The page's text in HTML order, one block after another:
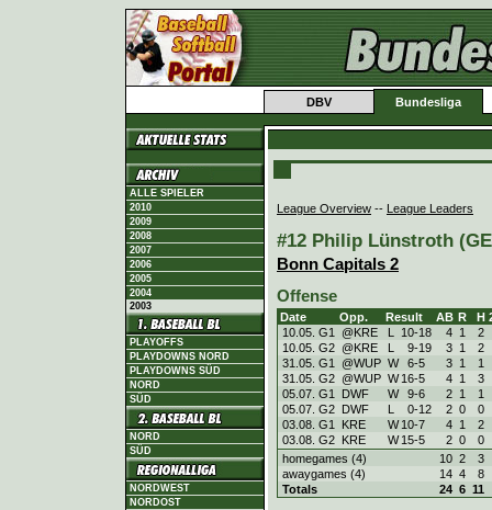
DBV Bundesliga
ALLE SPIELER
2010
2009
2008
2007
2006
2005
2004
2003
PLAYOFFS
PLAYDOWNS NORD
PLAYDOWNS SÜD
NORD
SÜD
NORD
SÜD
NORDWEST
NORDOST
League Overview -- League Leaders
#12 Philip Lünstroth
Bonn Capitals 2
Offense
Date Opp. Result AB R H
10.05. G1
@KRE L 10-18 4 1
2
10.05. G2 @KRE L 9-19 3 1
2
31.05. G1
@WUP W 6-5 3 1
1
31.05. G2 @WUP W 16-5 4 1
3
05.07. G1
DWF W 9-6 2 1
1
05.07. G2 DWF L 0-12 2 0
0
03.08. G1
KRE W 10-7 4 1
2
03.08. G2 KRE W 15-5 2 0
0
homegames (4)
10 2
3
awaygames (4)
14 4
8
Totals
24 6 11